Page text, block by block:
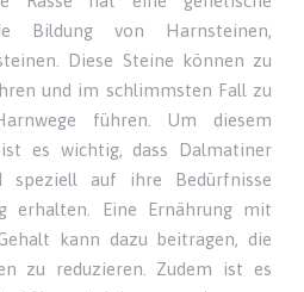
Bildung von Harnsteinen,
Diese Steine können zu
und im schlimmsten Fall zu
führen. Um diesem
es wichtig, dass Dalmatiner
speziell auf ihre Bedürfnisse
erhalten. Eine Ernährung mit
kann dazu beitragen, die
zu reduzieren. Zudem ist es